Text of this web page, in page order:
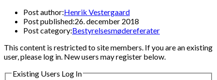
Post author:Henrik Vestergaard
Post published:26. december 2018
Post category:Bestyrelsesmødereferater
This content is restricted to site members. If you are an existing
user, please log in. New users may register below.
Existing Users Log In